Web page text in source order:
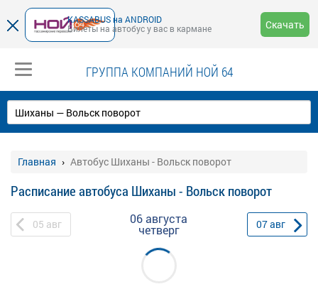
KASSABUS на ANDROID
Билеты на автобус у вас в кармане
Скачать
ГРУППА КОМПАНИЙ НОЙ 64
Главная Автобус Шиханы - Вольск поворот
Расписание автобуса Шиханы - Вольск поворот
05 авг 06 августа
четверг 07авг